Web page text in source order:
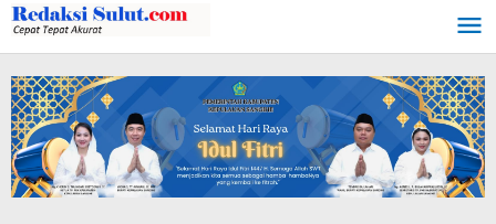
Lewati
ke
konten